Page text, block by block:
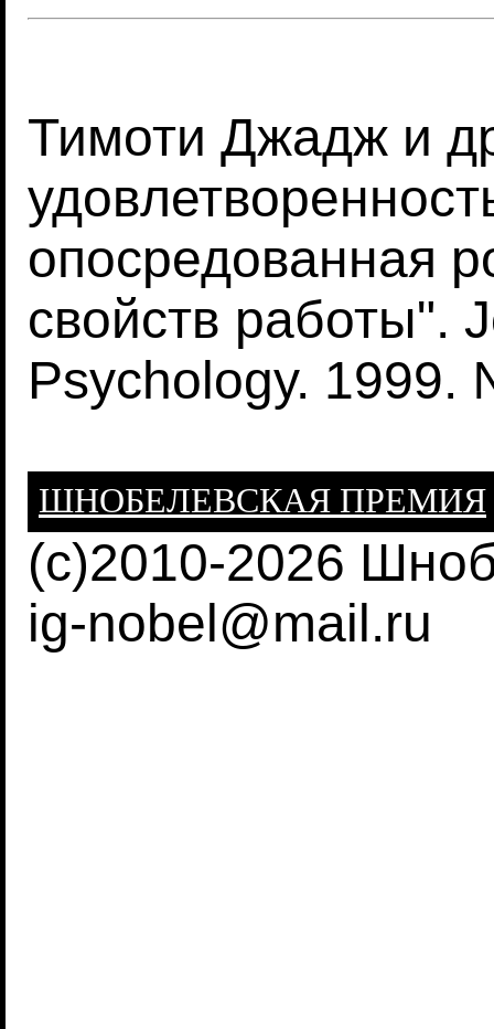
Тимоти Джадж и
опосредованная
свойств работы".
Psychology. 1999.
ШНОБЕЛЕВСКАЯ ПРЕМИЯ
(c)2010-2026
ig-nobel@mail.ru